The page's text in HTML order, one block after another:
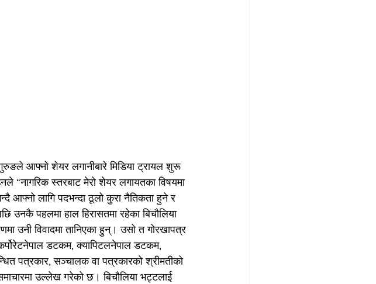
आफ्नो शेयर लगानीबारे मिडिया ट्रायल शुरू
“नागरिक स्तरबाट मेरो शेयर लगायतका विषयमा
आफ्नो लागि पदभन्दा ठूलो कुरा नैतिकता हुने र
उनकै पहलमा हाल हिरासतमा रहेका बिचौलिया
उनी विवादमा तानिएका हुन्। उसो त गोरखापत्र
डटकम, क्यापिटलनेपाल डटकम,
पत्रकार, सञ्चालक वा पत्रकारको श्रीमतीको
उल्लेख गरेको छ। बिचौलिया भट्टलाई